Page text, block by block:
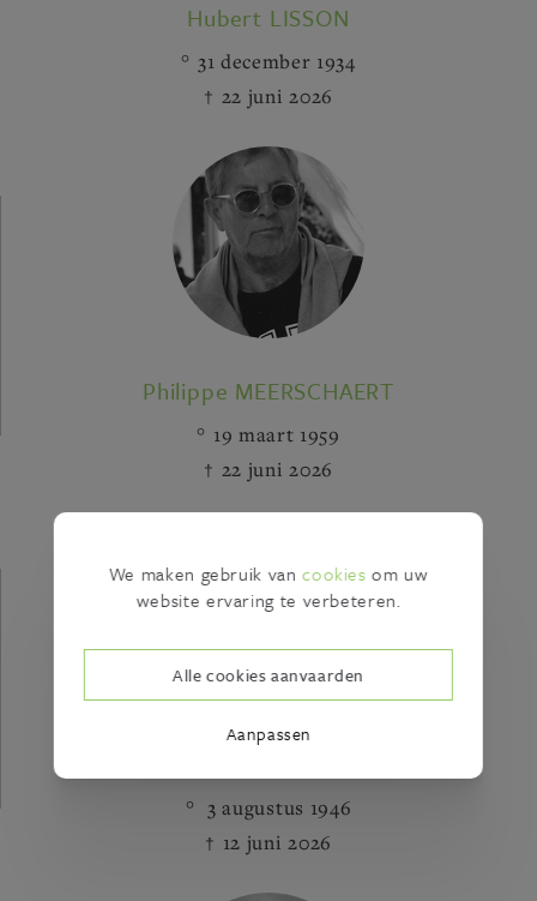
Hubert LISSON
31 december 1934
22 juni 2026
Philippe MEERSCHAERT
19 maart 1959
22 juni 2026
3 augustus 1946
12 juni 2026
We maken gebruik vancookies om uw
website ervaring te verbeteren.
Alle cookies aanvaarden
Aanpassen